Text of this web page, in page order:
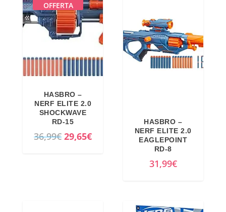
OFFERTA
HASBRO –
NERF ELITE 2.0
SHOCKWAVE
RD-15
36,99€ I
29,65€I
HASBRO –
NERF ELITE 2.0
EAGLEPOINT
RD-8
31,99€